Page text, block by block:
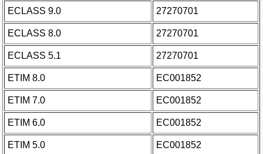
ECLASS 9.0 27270701
ECLASS 8.0 27270701
ECLASS 5.1 27270701
ETIM 8.0 EC001852
ETIM 7.0 EC001852
ETIM 6.0 EC001852
ETIM 5.0 EC001852